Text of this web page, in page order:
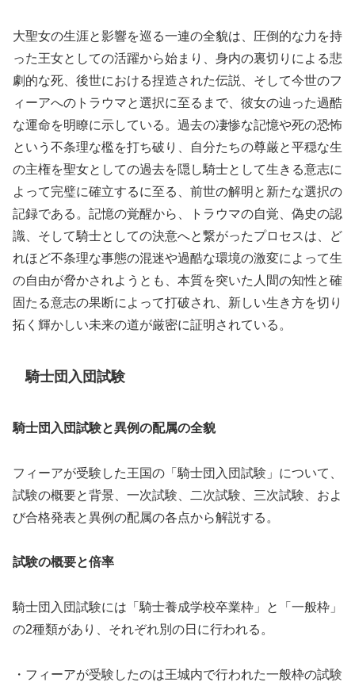
大聖女の生涯と影響を巡る一連の全貌は、圧倒的な力を持
った王女としての活躍から始まり、身内の裏切りによる悲
劇的な死、後世における捏造された伝説、そして今世のフ
ィーアへのトラウマと選択に至るまで、彼女の辿った過酷
な運命を明瞭に示している。過去の凄惨な記憶や死の恐怖
という不条理な檻を打ち破り、自分たちの尊厳と平穏な生
の主権を聖女としての過去を隠し騎士として生きる意志に
よって完璧に確立するに至る、前世の解明と新たな選択の
記録である。記憶の覚醒から、トラウマの自覚、偽史の認
識、そして騎士としての決意へと繋がったプロセスは、ど
れほど不条理な事態の混迷や過酷な環境の激変によって生
の自由が脅かされようとも、本質を突いた人間の知性と確
固たる意志の果断によって打破され、新しい生き方を切り
拓く輝かしい未来の道が厳密に証明されている。
騎士団入団試験
騎士団入団試験と異例の配属の全貌
フィーアが受験した王国の「騎士団入団試験」について、
試験の概要と背景、一次試験、二次試験、三次試験、およ
び合格発表と異例の配属の各点から解説する。
試験の概要と倍率
騎士団入団試験には「騎士養成学校卒業枠」と「一般枠」
の2種類があり、それぞれ別の日に行われる。
・フィーアが受験したのは王城内で行われた一般枠の試験